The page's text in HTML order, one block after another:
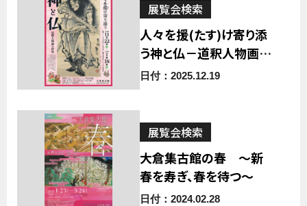
展覧会検索
人々を援(たす)け寄り添
う神と仏－道釈人物画の
世界－
日付：2025.12.19
展覧会検索
大倉集古館の春 ～新
春を寿ぎ、春を待つ～
日付：2024.02.28